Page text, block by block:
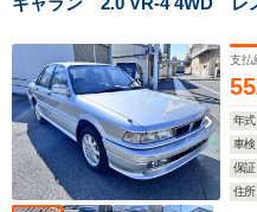
支払
年式
車検
保証
住所